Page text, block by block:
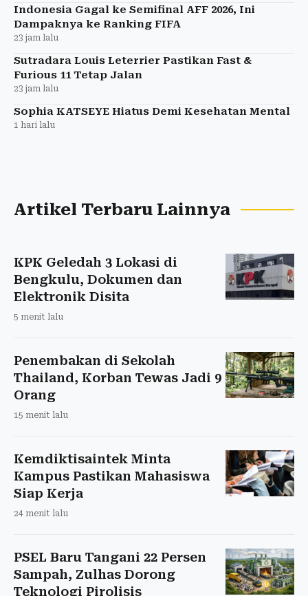
Indonesia Gagal ke Semifinal AFF 2026, Ini
Dampaknya ke Ranking FIFA
23 jam lalu
Sutradara Louis Leterrier Pastikan Fast &
Furious 11 Tetap Jalan
23 jam lalu
Sophia KATSEYE Hiatus Demi Kesehatan Mental
1 hari lalu
Artikel Terbaru Lainnya
KPK Geledah 3 Lokasi di
Bengkulu, Dokumen dan
Elektronik Disita
5 menit lalu
Penembakan di Sekolah
Thailand, Korban Tewas Jadi 9
Orang
15 menit lalu
Kemdiktisaintek Minta
Kampus Pastikan Mahasiswa
Siap Kerja
24 menit lalu
PSEL Baru Tangani 22 Persen
Sampah, Zulhas Dorong
Teknologi Pirolisis